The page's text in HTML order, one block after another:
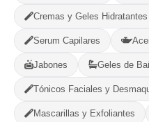
Cremas y Geles Hidratantes
Serum Capilares
Jabones Geles de
Tónicos Faciales y
Mascarillas y Exfoliantes
Opciones de Envio
1 Ubicacion
Selecciona tu ubicacion
PROVINCIA